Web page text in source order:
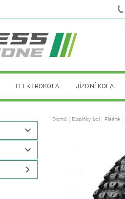
ELEKTROKOLA JÍZDNÍ KOLA
Domů Doplňky kol Pláště